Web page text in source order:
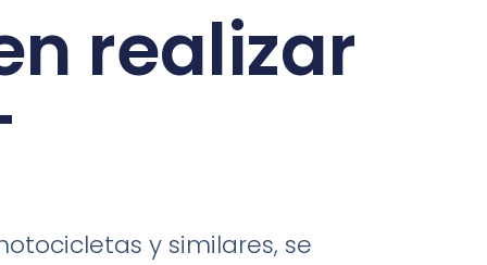
realizar
y similares, se